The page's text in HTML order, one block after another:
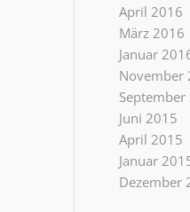
April 2016
März 2016
Januar
November
September
Juni 2015
April 2015
Januar
Dezember